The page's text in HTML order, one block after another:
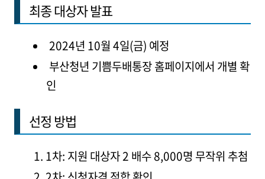
최종 대상자 발표
2024년 10월 4일(금) 예정
부산청년 기쁨두배통장 홈페이지에서 개별 확
인
선정 방법
1차: 지원 대상자 2 배수 8,000명 무작위 추첨